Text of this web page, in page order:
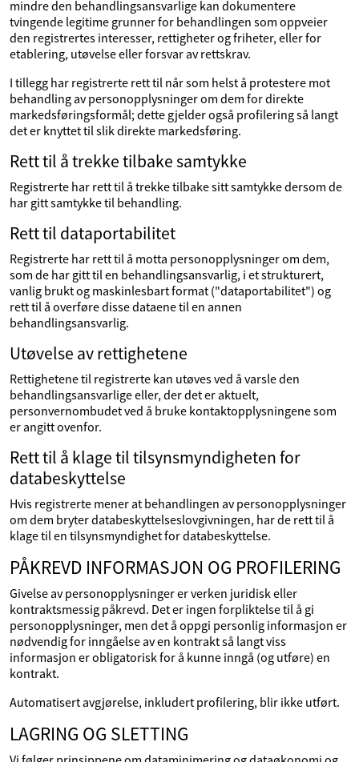
mindre den behandlingsansvarlige kan dokumentere
tvingende legitime grunner for behandlingen som oppveier
den registrertes interesser, rettigheter og friheter, eller for
etablering, utøvelse eller forsvar av rettskrav.
I tillegg har registrerte rett til når som helst å protestere mot
behandling av personopplysninger om dem for direkte
markedsføringsformål; dette gjelder også profilering så langt
det er knyttet til slik direkte markedsføring.
Rett til å trekke tilbake samtykke
Registrerte har rett til å trekke tilbake sitt samtykke dersom de
har gitt samtykke til behandling.
Rett til dataportabilitet
Registrerte har rett til å motta personopplysninger om dem,
som de har gitt til en behandlingsansvarlig, i et strukturert,
vanlig brukt og maskinlesbart format ("dataportabilitet") og
rett til å overføre disse dataene til en annen
behandlingsansvarlig.
Utøvelse av rettighetene
Rettighetene til registrerte kan utøves ved å varsle den
behandlingsansvarlige eller, der det er aktuelt,
personvernombudet ved å bruke kontaktopplysningene som
er angitt ovenfor.
Rett til å klage til tilsynsmyndigheten for
databeskyttelse
Hvis registrerte mener at behandlingen av personopplysninger
om dem bryter databeskyttelseslovgivningen, har de rett til å
klage til en tilsynsmyndighet for databeskyttelse.
PÅKREVD INFORMASJON OG PROFILERING
Givelse av personopplysninger er verken juridisk eller
kontraktsmessig påkrevd. Det er ingen forpliktelse til å gi
personopplysninger, men det å oppgi personlig informasjon er
nødvendig for inngåelse av en kontrakt så langt viss
informasjon er obligatorisk for å kunne inngå (og utføre) en
kontrakt.
Automatisert avgjørelse, inkludert profilering, blir ikke utført.
LAGRING OG SLETTING